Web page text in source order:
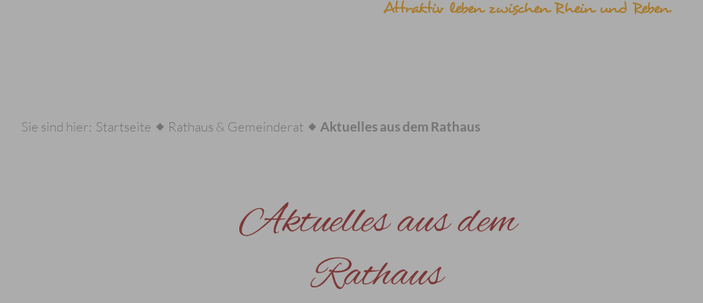
Sie sind hier: Startseite Rathaus & Gemeinderat Aktuelles aus dem Rathaus
Aktuelles aus dem
Rathaus